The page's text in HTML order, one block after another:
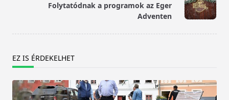
Folytatódnak a programok az Eger
Adventen
EZ IS ÉRDEKELHET